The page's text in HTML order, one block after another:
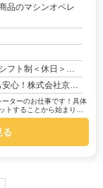
品のマシンオペレ
して５勤３休など年間カレンダーに基づいた交替勤務形態
出してみませんか？充実のサポート体制で、不安を解消！→...
ターのお仕事です！具体
トすることから始まりま
る